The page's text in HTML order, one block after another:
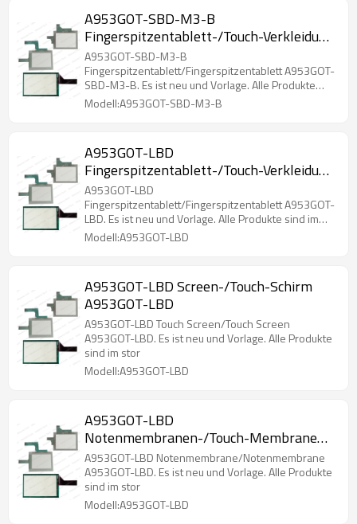
A953GOT-SBD-M3-B
Fingerspitzentablett-/Touch-Verkleidung
A953GOT-SBD-M3-B
A953GOT-SBD-M3-B
Fingerspitzentablett/Fingerspitzentablett A953GOT-
SBD-M3-B. Es ist neu und Vorlage. Alle Produkte
sind im stor
Modell:A953GOT-SBD-M3-B
A953GOT-LBD
Fingerspitzentablett-/Touch-Verkleidung
A953GOT-LBD
A953GOT-LBD
Fingerspitzentablett/Fingerspitzentablett A953GOT-
LBD. Es ist neu und Vorlage. Alle Produkte sind im
stor
Modell:A953GOT-LBD
A953GOT-LBD Screen-/Touch-Schirm
A953GOT-LBD
A953GOT-LBD Touch Screen/Touch Screen
A953GOT-LBD. Es ist neu und Vorlage. Alle Produkte
sind im stor
Modell:A953GOT-LBD
A953GOT-LBD
Notenmembranen-/Touch-Membrane
A953GOT-LBD
A953GOT-LBD Notenmembrane/Notenmembrane
A953GOT-LBD. Es ist neu und Vorlage. Alle Produkte
sind im stor
Modell:A953GOT-LBD